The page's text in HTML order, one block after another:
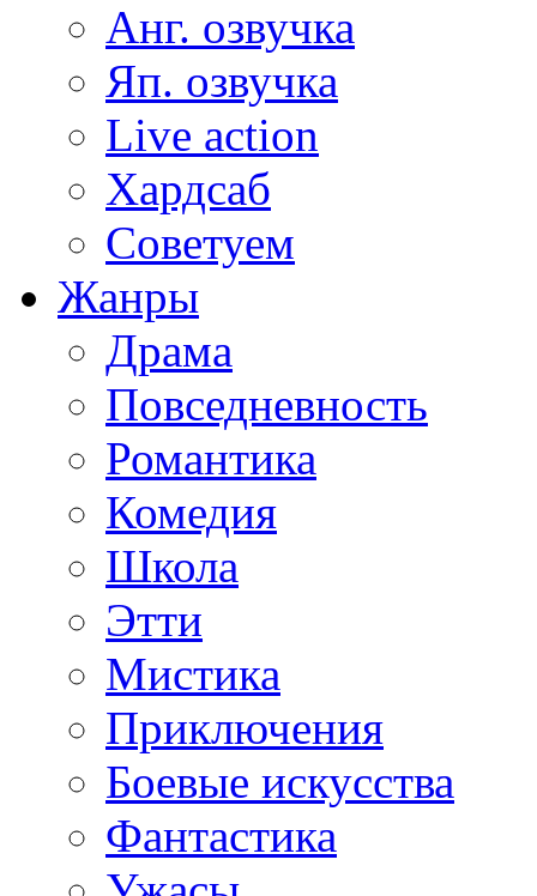
Анг. озвучка
Яп. озвучка
Live action
Хардсаб
Советуем
Жанры
Драма
Повседневность
Романтика
Комедия
Школа
Этти
Мистика
Приключения
Боевые искусства
Фантастика